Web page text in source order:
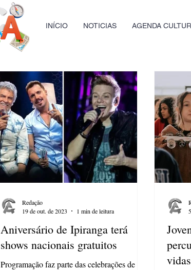
INÍCIO NOTICIAS AGENDA
Aniversário de Ipiranga terá
shows nacionais gratuitos
Programação faz parte das celebrações de
Redação
19 de out. de 2023
1 min de leitura
vidas